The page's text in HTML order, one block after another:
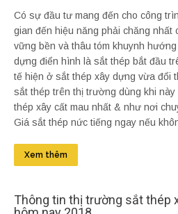
Có sự đầu tư mang đến cho công
gian đến hiệu năng phải chăng nhất
vững bền và thâu tóm khuynh
dựng điển hình là sắt thép bắt đầu
tế hiện ở sắt thép xây dựng vừa đổi
sắt thép trên thị trường dùng khi
thép xây cất mau nhất & như nơi
Giá sắt thép nức tiếng ngay nếu
Xem thêm
Thông tin thị trường sắt thép